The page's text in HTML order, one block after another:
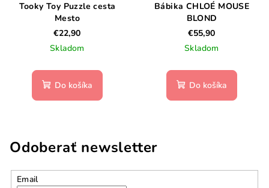
Tooky Toy Puzzle cesta
Mesto
€22,90
Skladom
Do košíka
Bábika CHLOÉ MOUSE
BLOND
€55,90
Skladom
Do košíka
Odoberať newsletter
Email